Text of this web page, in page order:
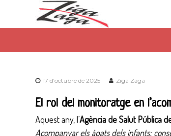
g
Z
g
d
e
e
17 d'octubre de 2025 Ziga Zaga
El rol del monitoratge en
Aquest any, l’Agència de Salut Pública
Acompanyar els àpats dels infants: